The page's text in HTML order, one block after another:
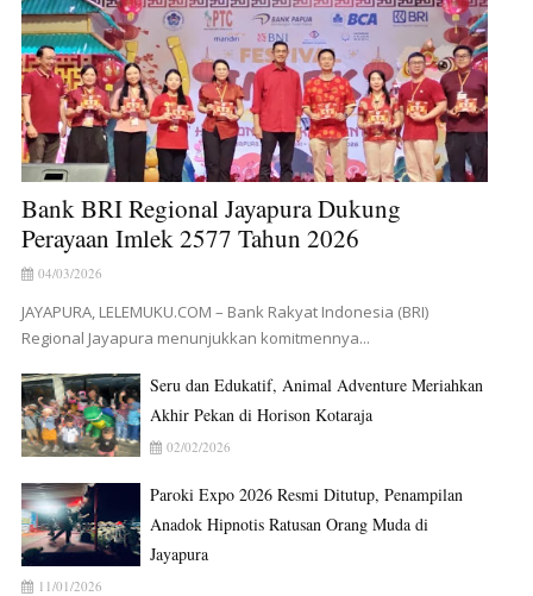
Bank BRI Regional Jayapura Dukung
Perayaan Imlek 2577 Tahun 2026
04/03/2026
JAYAPURA, LELEMUKU.COM – Bank Rakyat Indonesia (BRI)
Regional Jayapura menunjukkan komitmennya...
Seru dan Edukatif, Animal Adventure Meriahkan
Akhir Pekan di Horison Kotaraja
02/02/2026
Paroki Expo 2026 Resmi Ditutup, Penampilan
Anadok Hipnotis Ratusan Orang Muda di
Jayapura
11/01/2026